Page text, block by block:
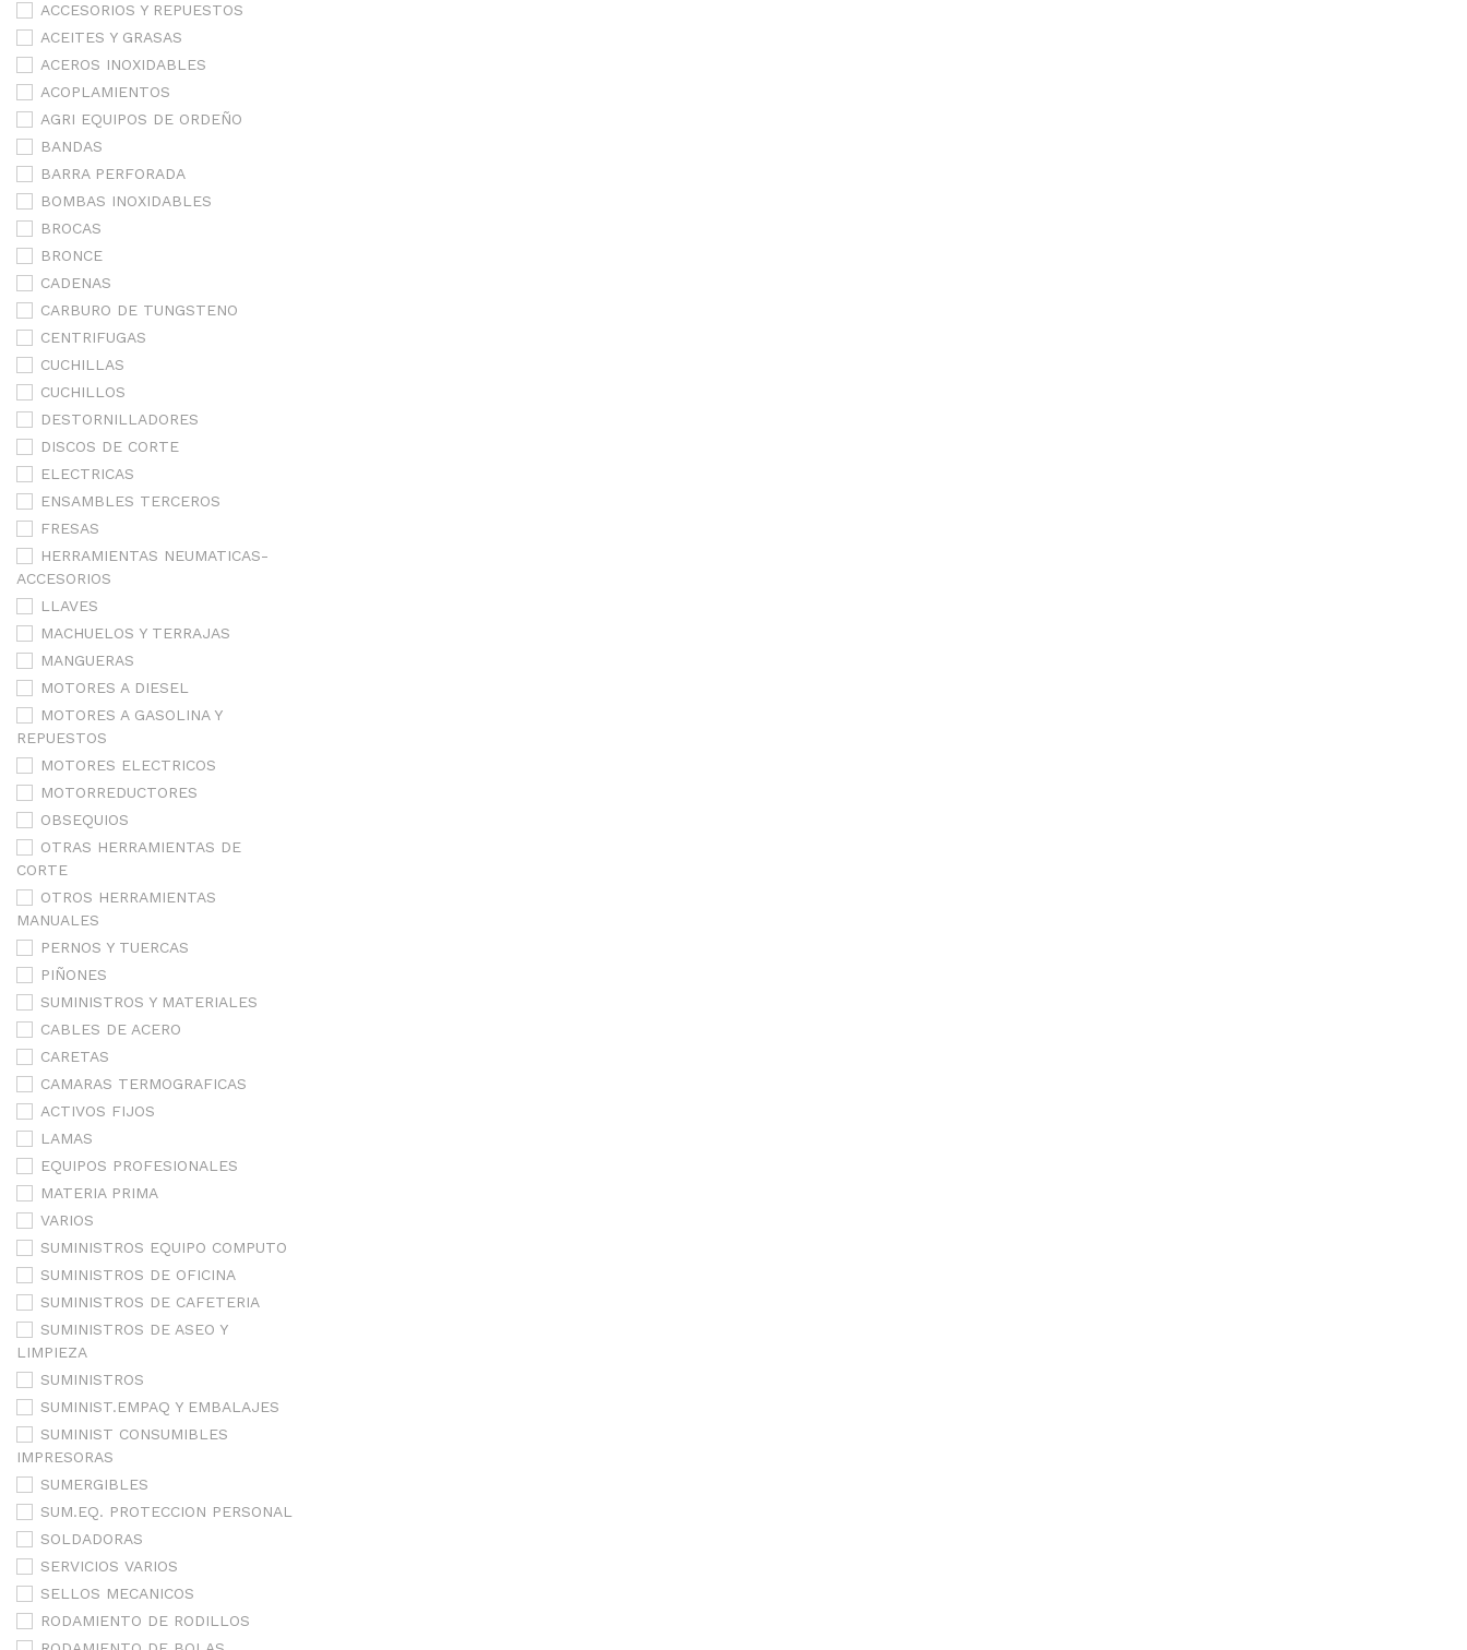
ACCESORIOS Y REPUESTOS
ACEITES Y GRASAS
ACEROS INOXIDABLES
ACOPLAMIENTOS
AGRI EQUIPOS DE ORDEÑO
BANDAS
BARRA PERFORADA
BOMBAS INOXIDABLES
BROCAS
BRONCE
CADENAS
CARBURO DE TUNGSTENO
CENTRIFUGAS
CUCHILLAS
CUCHILLOS
DESTORNILLADORES
DISCOS DE CORTE
ELECTRICAS
ENSAMBLES TERCEROS
FRESAS
HERRAMIENTAS NEUMATICAS-
ACCESORIOS
LLAVES
MACHUELOS Y TERRAJAS
MANGUERAS
MOTORES A DIESEL
MOTORES A GASOLINA Y
REPUESTOS
MOTORES ELECTRICOS
MOTORREDUCTORES
OBSEQUIOS
OTRAS HERRAMIENTAS DE
CORTE
OTROS HERRAMIENTAS
MANUALES
PERNOS Y TUERCAS
PIÑONES
SUMINISTROS Y MATERIALES
CABLES DE ACERO
CARETAS
CAMARAS TERMOGRAFICAS
ACTIVOS FIJOS
LAMAS
EQUIPOS PROFESIONALES
MATERIA PRIMA
VARIOS
SUMINISTROS EQUIPO COMPUTO
SUMINISTROS DE OFICINA
SUMINISTROS DE CAFETERIA
SUMINISTROS DE ASEO Y
LIMPIEZA
SUMINISTROS
SUMINIST.EMPAQ Y EMBALAJES
SUMINIST CONSUMIBLES
IMPRESORAS
SUMERGIBLES
SUM.EQ. PROTECCION PERSONAL
SOLDADORAS
SERVICIOS VARIOS
SELLOS MECANICOS
RODAMIENTO DE RODILLOS